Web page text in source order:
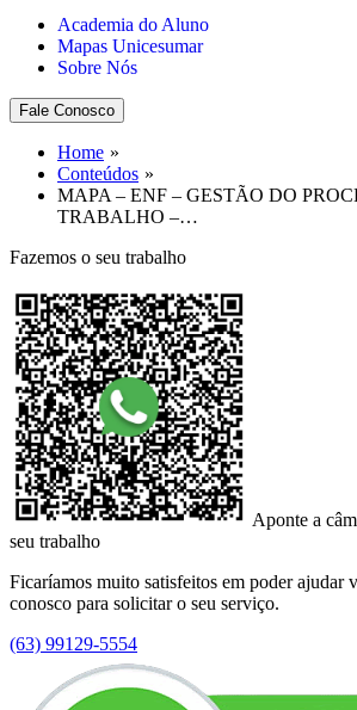
Academia do Aluno
Mapas Unicesumar
Sobre Nós
Fale Conosco
Home
Conteúdos
MAPA – ENF – GESTÃO DO
TRABALHO –…
Fazemos o seu trabalho
Aponte a
seu trabalho
Ficaríamos muito satisfeitos em poder ajudar
conosco para solicitar o seu serviço.
(63) 99129-5554